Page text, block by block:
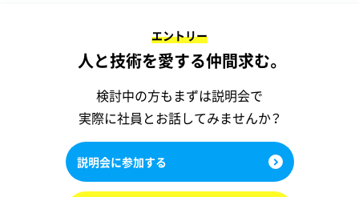
エントリー
人と技術を愛する仲間求む。
検討中の方もまずは説明会で
実際に社員とお話してみませんか？
説明会に参加する